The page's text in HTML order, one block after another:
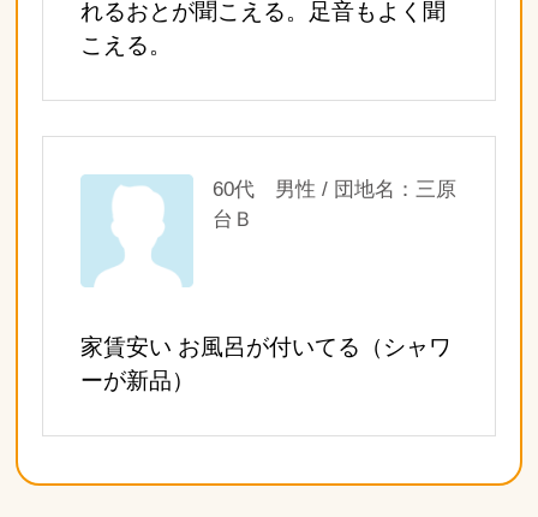
れるおとが聞こえる。足音もよく聞
こえる。
60代 男性 / 団地名：三原
台Ｂ
家賃安い お風呂が付いてる（シャワ
ーが新品）